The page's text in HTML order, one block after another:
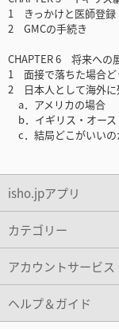
1 きっかけと医師登録
2 GMCの手続き
CHAPTER 6 将来へ
1 面接で落ちた場合ど
2 日本人として海外に
a．アメリカの場合
b．イギリス・オー
c．結局どこがいい
isho.jpアプリ
カテゴリー
アカウントサービス
ヘルプ＆ガイド